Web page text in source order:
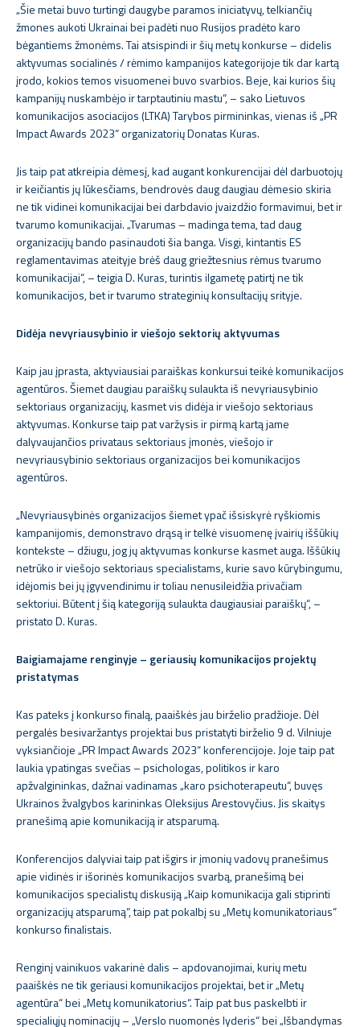
„Šie metai buvo turtingi daugybe paramos iniciatyvų, telkiančių
žmones aukoti Ukrainai bei padėti nuo Rusijos pradėto karo
bėgantiems žmonėms. Tai atsispindi ir šių metų konkurse – didelis
aktyvumas socialinės / rėmimo kampanijos kategorijoje tik dar kartą
įrodo, kokios temos visuomenei buvo svarbios. Beje, kai kurios šių
kampanijų nuskambėjo ir tarptautiniu mastu“, – sako Lietuvos
komunikacijos asociacijos (LTKA) Tarybos pirmininkas, vienas iš „PR
Impact Awards 2023“ organizatorių Donatas Kuras.
Jis taip pat atkreipia dėmesį, kad augant konkurencijai dėl darbuotojų
ir keičiantis jų lūkesčiams, bendrovės daug daugiau dėmesio skiria
ne tik vidinei komunikacijai bei darbdavio įvaizdžio formavimui, bet ir
tvarumo komunikacijai. „Tvarumas – madinga tema, tad daug
organizacijų bando pasinaudoti šia banga. Visgi, kintantis ES
reglamentavimas ateityje brėš daug griežtesnius rėmus tvarumo
komunikacijai“, – teigia D. Kuras, turintis ilgametę patirtį ne tik
komunikacijos, bet ir tvarumo strateginių konsultacijų srityje.
Didėja nevyriausybinio ir viešojo sektorių aktyvumas
Kaip jau įprasta, aktyviausiai paraiškas konkursui teikė komunikacijos
agentūros. Šiemet daugiau paraiškų sulaukta iš nevyriausybinio
sektoriaus organizacijų, kasmet vis didėja ir viešojo sektoriaus
aktyvumas. Konkurse taip pat varžysis ir pirmą kartą jame
dalyvaujančios privataus sektoriaus įmonės, viešojo ir
nevyriausybinio sektoriaus organizacijos bei komunikacijos
agentūros.
„Nevyriausybinės organizacijos šiemet ypač išsiskyrė ryškiomis
kampanijomis, demonstravo drąsą ir telkė visuomenę įvairių iššūkių
kontekste – džiugu, jog jų aktyvumas konkurse kasmet auga. Iššūkių
netrūko ir viešojo sektoriaus specialistams, kurie savo kūrybingumu,
idėjomis bei jų įgyvendinimu ir toliau nenusileidžia privačiam
sektoriui. Būtent į šią kategoriją sulaukta daugiausiai paraiškų“, –
pristato D. Kuras.
Baigiamajame renginyje – geriausių komunikacijos projektų
pristatymas
Kas pateks į konkurso finalą, paaiškės jau birželio pradžioje. Dėl
pergalės besivaržantys projektai bus pristatyti birželio 9 d. Vilniuje
vyksiančioje „PR Impact Awards 2023“ konferencijoje. Joje taip pat
laukia ypatingas svečias – psichologas, politikos ir karo
apžvalgininkas, dažnai vadinamas „karo psichoterapeutu“, buvęs
Ukrainos žvalgybos karininkas Oleksijus Arestovyčius. Jis skaitys
pranešimą apie komunikaciją ir atsparumą.
Konferencijos dalyviai taip pat išgirs ir įmonių vadovų pranešimus
apie vidinės ir išorinės komunikacijos svarbą, pranešimą bei
komunikacijos specialistų diskusiją „Kaip komunikacija gali stiprinti
organizacijų atsparumą“, taip pat pokalbį su „Metų komunikatoriaus“
konkurso finalistais.
Renginį vainikuos vakarinė dalis – apdovanojimai, kurių metu
paaiškės ne tik geriausi komunikacijos projektai, bet ir „Metų
agentūra“ bei „Metų komunikatorius“. Taip pat bus paskelbti ir
specialiųjų nominacijų – „Verslo nuomonės lyderis“ bei „Išbandymas